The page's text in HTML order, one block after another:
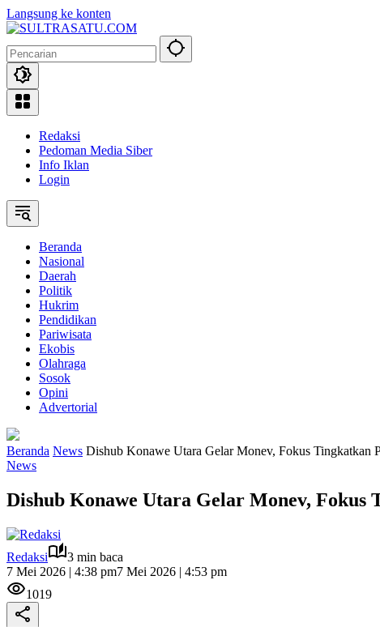
Langsung ke konten
Redaksi
Pedoman Media Siber
Info Iklan
Login
Beranda
Nasional
Daerah
Politik
Hukrim
Pendidikan
Pariwisata
Ekobis
Olahraga
Sosok
Opini
Advertorial
Beranda News Dishub Konawe Utara Gelar Monev, Fokus Tingkatkan
News
Dishub Konawe Utara Gelar Monev, Fokus
Redaksi
3 min baca
7 Mei 2026 | 4:38 pm7 Mei 2026 | 4:53 pm
1019